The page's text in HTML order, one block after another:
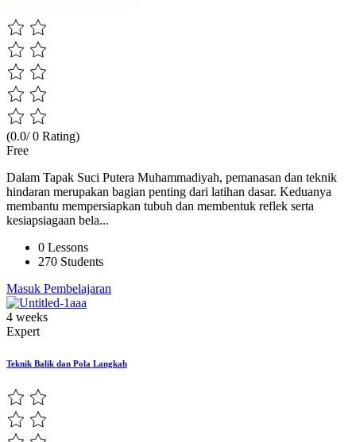
(0.0/ 0 Rating)
Free
Dalam Tapak Suci Putera Muhammadiyah, pemanasan dan teknik
hindaran merupakan bagian penting dari latihan dasar. Keduanya
membantu mempersiapkan tubuh dan membentuk reflek serta
kesiapsiagaan bela...
0 Lessons
270 Students
Masuk Pembelajaran
4 weeks
Expert
Teknik Balik dan Pola Langkah